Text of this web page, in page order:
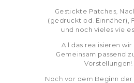
Gestickte Patches,
(gedruckt od. Einnäher),
und noch vieles
All das realisieren wir
Gemeinsam passend
Vorstellungen!
Noch vor dem Beginn